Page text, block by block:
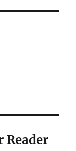
Reader